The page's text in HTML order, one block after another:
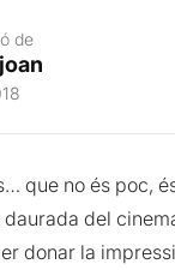
de
que no és poc,
daurada del
donar la